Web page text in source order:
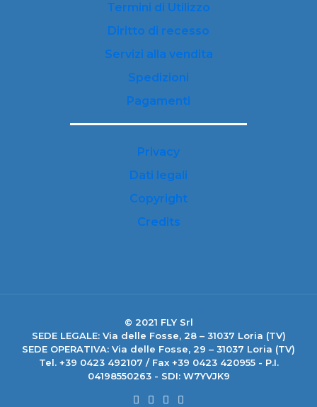
Termini di Utilizzo
Diritto di recesso
Servizi alla vendita
Spedizioni
Pagamenti
Privacy
Dati legali
Copyright
Credits
© 2021 FLY Srl
SEDE LEGALE: Via delle Fosse, 28 – 31037 Loria (TV)
SEDE OPERATIVA: Via delle Fosse, 29 – 31037 Loria (TV)
Tel. +39 0423 492107 / Fax +39 0423 420955 - P.I.
04198550263 - SDI: W7YVJK9